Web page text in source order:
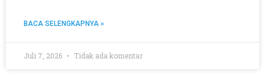
BACA SELENGKAPNYA »
Juli 7, 2026 Tidak ada komentar